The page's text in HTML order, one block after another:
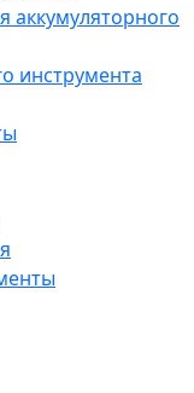
аккумуляторного
инструмента